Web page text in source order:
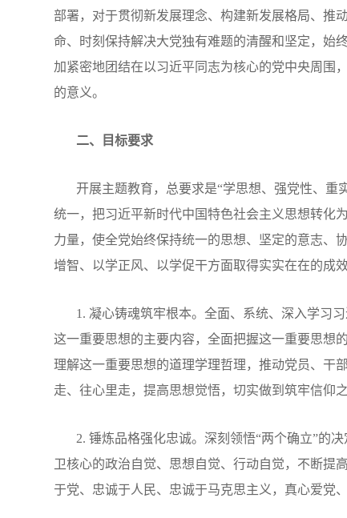
部署，对于贯彻新发展理念、构建新发展格局、推
命、时刻保持解决大党独有难题的清醒和坚定，始
加紧密地团结在以习近平同志为核心的党中央周围
的意义。
二、目标要求
开展主题教育，总要求是“学思想、强党性、重
统一，把习近平新时代中国特色社会主义思想转化
力量，使全党始终保持统一的思想、坚定的意志、
增智、以学正风、以学促干方面取得实实在在的成
1. 凝心铸魂筑牢根本。全面、系统、深入学习
这一重要思想的主要内容，全面把握这一重要思想
理解这一重要思想的道理学理哲理，推动党员、干
走、往心里走，提高思想觉悟，切实做到筑牢信仰
2. 锤炼品格强化忠诚。深刻领悟“两个确立”的
卫核心的政治自觉、思想自觉、行动自觉，不断提
于党、忠诚于人民、忠诚于马克思主义，真心爱党